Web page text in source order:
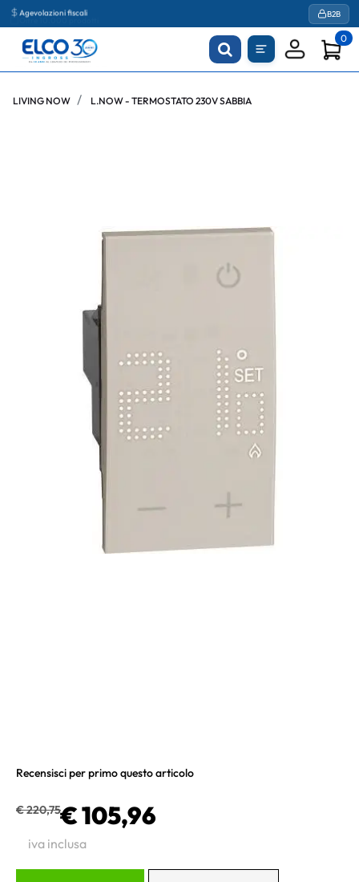
Agevolazioni fiscali B2B
0
LIVING NOW L.NOW - TERMOSTATO 230V SABBIA
Recensisci per primo questo articolo
€ 220,75€ 105,96
iva inclusa